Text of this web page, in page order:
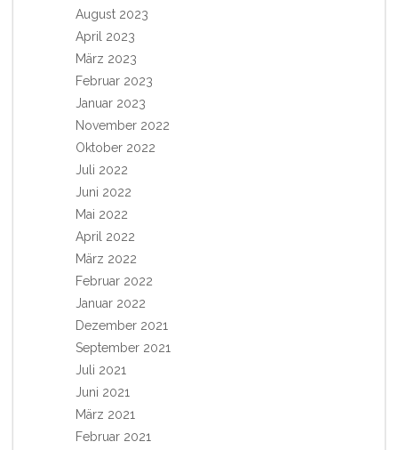
August 2023
April 2023
März 2023
Februar 2023
Januar 2023
November 2022
Oktober 2022
Juli 2022
Juni 2022
Mai 2022
April 2022
März 2022
Februar 2022
Januar 2022
Dezember 2021
September 2021
Juli 2021
Juni 2021
März 2021
Februar 2021